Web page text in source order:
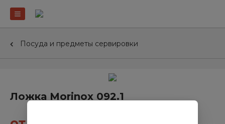
Посуда и предметы сервировки
Ложка Morinox 092.1